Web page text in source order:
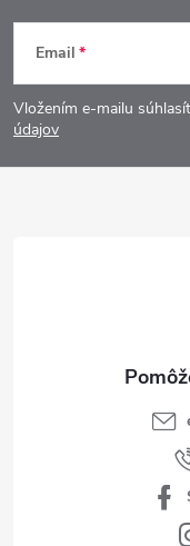
Z
á
p
Email
Vložením e-mailu
údajov